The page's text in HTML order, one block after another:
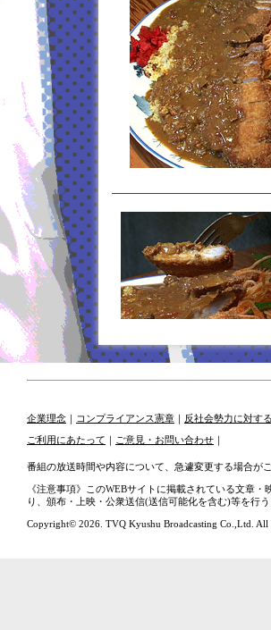
企業理念 ｜ コンプライアンス憲章 ｜ 反社会勢力に対す
ご利用にあたって ｜ ご意見・お問い合わせ ｜
番組の放送時間や内容について、急遽変更する場合がご
《注意事項》このWEBサイトに掲載されている文章
り、頒布・上映・公衆送信(送信可能化を含む)等を行
Copyright© 2026. TVQ Kyushu Broadcasting Co.,Ltd. All